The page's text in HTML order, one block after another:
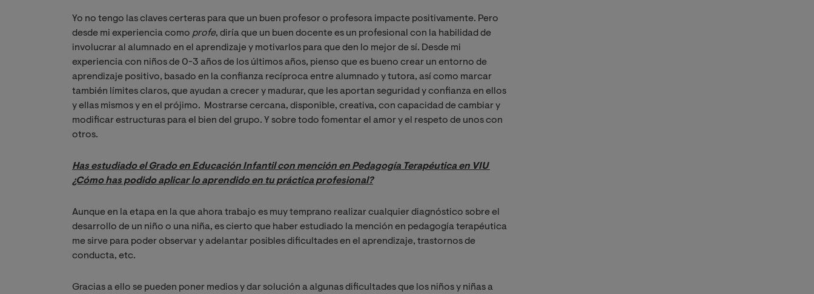
Yo no tengo las claves certeras para que un buen profesor o profesora impacte positivamente. Pero
desde mi experiencia como profe, diría que un buen docente es un profesional con la habilidad de
involucrar al alumnado en el aprendizaje y motivarlos para que den lo mejor de sí. Desde mi
experiencia con niños de 0-3 años de los últimos años, pienso que es bueno crear un entorno de
aprendizaje positivo, basado en la confianza recíproca entre alumnado y tutora, así como marcar
también límites claros, que ayudan a crecer y madurar, que les aportan seguridad y confianza en ellos
y ellas mismos y en el prójimo. Mostrarse cercana, disponible, creativa, con capacidad de cambiar y
modificar estructuras para el bien del grupo. Y sobre todo fomentar el amor y el respeto de unos con
otros.
Has estudiado el Grado en Educación Infantil con mención en Pedagogía Terapéutica en VIU
¿Cómo has podido aplicar lo aprendido en tu práctica profesional?
Aunque en la etapa en la que ahora trabajo es muy temprano realizar cualquier diagnóstico sobre el
desarrollo de un niño o una niña, es cierto que haber estudiado la mención en pedagogía terapéutica
me sirve para poder observar y adelantar posibles dificultades en el aprendizaje, trastornos de
conducta, etc.
Gracias a ello se pueden poner medios y dar solución a algunas dificultades que los niños y niñas a